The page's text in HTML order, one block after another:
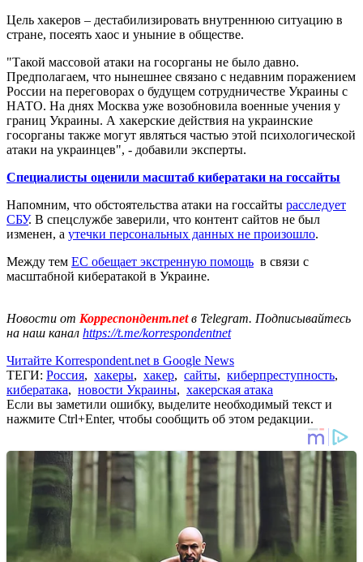
Цель хакеров – дестабилизировать внутреннюю ситуацию в
стране, посеять хаос и уныние в обществе.
"Такой массовой атаки на госорганы не было давно.
Предполагаем, что нынешнее связано с недавним поражением
России на переговорах о будущем сотрудничестве Украины с
НАТО. На днях Москва уже возобновила военные учения у
границ Украины. А хакерские действия на украинские
госорганы также могут являться частью этой психологической
атаки на украинцев", - добавили эксперты.
Специалисты оценили масштаб кибератаки на госсайты
Напомним, что обстоятельства атаки на госсайты расследует
СБУ. В спецслужбе заверили, что контент сайтов не был
изменен, а утечки персональных данных не произошло.
Между тем ЕС обещает экстренную помощь в связи с
масштабной кибератакой в Украине.
Новости от Корреспондент.netв Telegram. Подписывайтесь
на наш канал https://t.me/korrespondentnet
Читайте Korrespondent.net в Google News
ТЕГИ: Россия, хакеры, хакер, сайты, киберпреступность,
кибератака, новости Украины, хакерская атака
Если вы заметили ошибку, выделите необходимый текст и
нажмите Ctrl+Enter, чтобы сообщить об этом редакции.